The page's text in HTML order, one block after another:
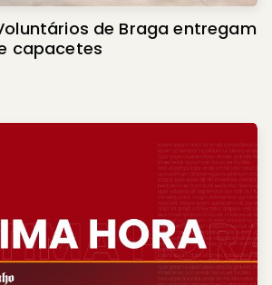
de Braga entregam
capacetes